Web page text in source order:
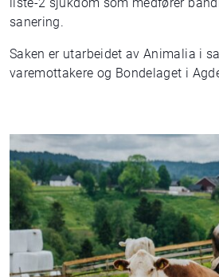
sanering.
Saken er utarbeidet av Animalia i
varemottakere og Bondelaget i